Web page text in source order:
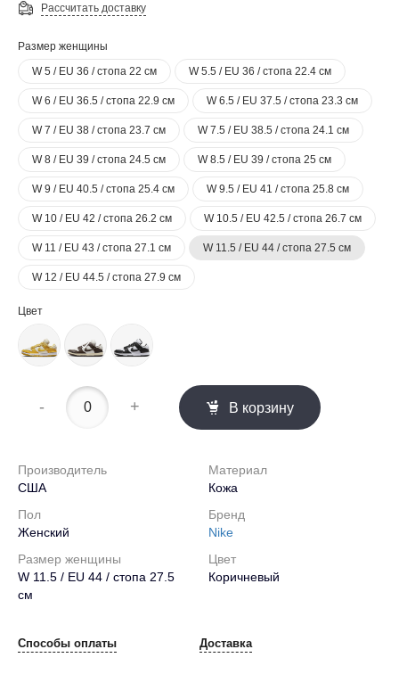
Рассчитать доставку
Размер женщины
W 5 / EU 36 / стопа 22 см
W 5.5 / EU 36 / стопа 22.4 см
W 6 / EU 36.5 / стопа 22.9 см W 6.5 / EU 37.5 / стопа 23.3 см
W 7 / EU 38 / стопа 23.7 см W 7.5 / EU 38.5 / стопа 24.1 см
W 8 / EU 39 / стопа 24.5 см W 8.5 / EU 39 / стопа 25 см
W 9 / EU 40.5 / стопа 25.4 см W 9.5 / EU 41 / стопа 25.8 см
W 10 / EU 42 / стопа 26.2 см W 10.5 / EU 42.5 / стопа 26.7 см
W 11 / EU 43 / стопа 27.1 см W 11.5 / EU 44 / стопа 27.5 см
W 12 / EU 44.5 / стопа 27.9 см
Цвет
- + В корзину
Производитель
США
Материал
Кожа
Пол
Женский
Бренд
Nike
Размер женщины
W 11.5 / EU 44 / стопа 27.5
см
Цвет
Коричневый
Способы оплаты Доставка